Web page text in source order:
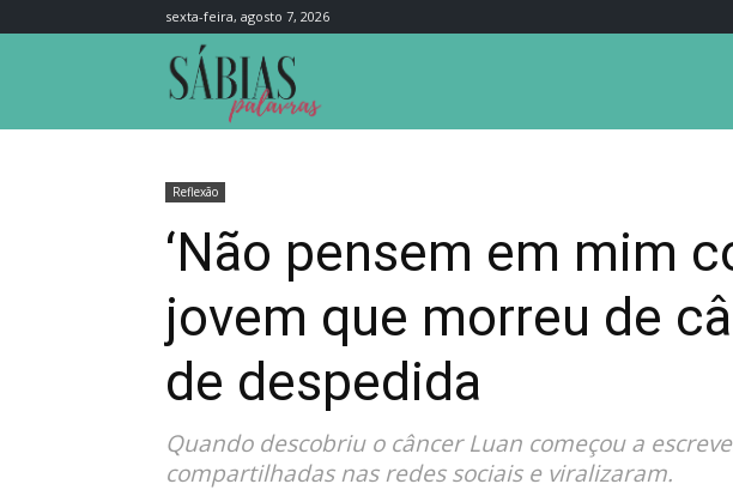
sexta-feira, agosto 7, 2026
Reflexão
‘Não pensem em mim
jovem que morreu de
de despedida
Quando descobriu o câncer Luan começou a
compartilhadas nas redes sociais e viralizaram.